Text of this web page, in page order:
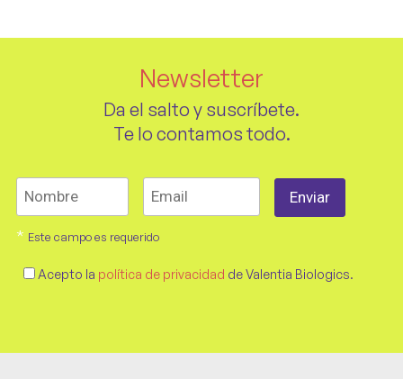
Newsletter
Da el salto y suscríbete.
Te lo contamos todo.
* Este campo es requerido
Acepto la política de privacidad de Valentia Biologics.